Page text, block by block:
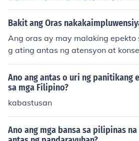
ito ay ginagamit sa konteksto ng
estado, o iba pang aspekto ng
o pagkakatulad sa pagitan ng
Halimbawa, ang antas ng
aaaring masukat sa
tapos na kurso o pagsasanay.
Bakit ang Oras
Ang oras ay may malaking
g ating antas ng atensyon at
a-iba sa iba't ibang oras ng araw.
wa ang isip ng karamihan, kaya
kinig. Sa hapon o gabi, maaaring
od o pagka-bored, na nagiging
ag-iimpluwensya sa kanilang
Ano ang antas o uri ng panitikang
sa mga Filipino?
kabastusan
Ano ang mga bansa sa pilipinas